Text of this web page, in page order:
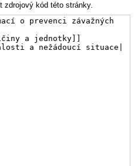
zdrojový kód této stránky.